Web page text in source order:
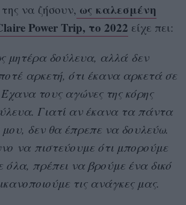
να ζήσουν, ως καλεσμένη
Power Trip, το 2022 είχε πει:
μητέρα δούλευα, αλλά δεν
αρκετή, ότι έκανα αρκετά σε
τους αγώνες της κόρης
Γιατί αν έκανα τα πάντα
δεν θα έπρεπε να δουλεύω.
να πιστεύουμε ότι μπορούμε
όλα, πρέπει να βρούμε ένα δικό
τις ανάγκες μας.